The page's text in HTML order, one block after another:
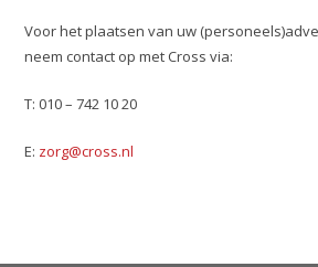
Voor het plaatsen van uw
neem contact op met Cross via:
T: 010 – 742 10 20
E: zorg@cross.nl